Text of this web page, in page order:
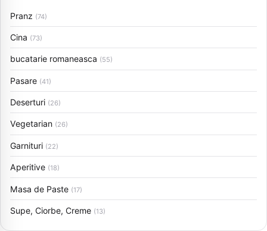
Pranz (74)
Cina (73)
bucatarie romaneasca (55)
Pasare (41)
Deserturi (26)
Vegetarian (26)
Garnituri (22)
Aperitive (18)
Masa de Paste (17)
Supe, Ciorbe, Creme (13)